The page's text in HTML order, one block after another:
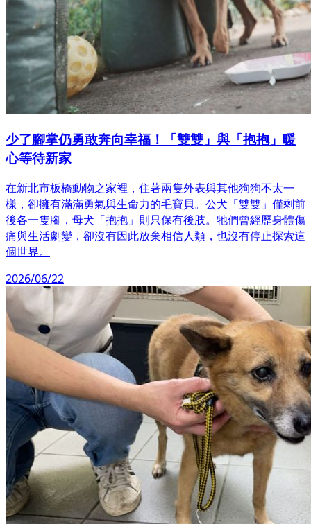
少了腳掌仍勇敢奔向幸福！「雙雙」與「抱抱」暖
心等待新家
在新北市板橋動物之家裡，住著兩隻外表與其他狗狗不太一
樣，卻擁有滿滿勇氣與生命力的毛寶貝。公犬「雙雙」僅剩前
後各一隻腳，母犬「抱抱」則只保有後肢。牠們曾經歷身體傷
痛與生活劇變，卻沒有因此放棄相信人類，也沒有停止探索這
個世界。
2026/06/22